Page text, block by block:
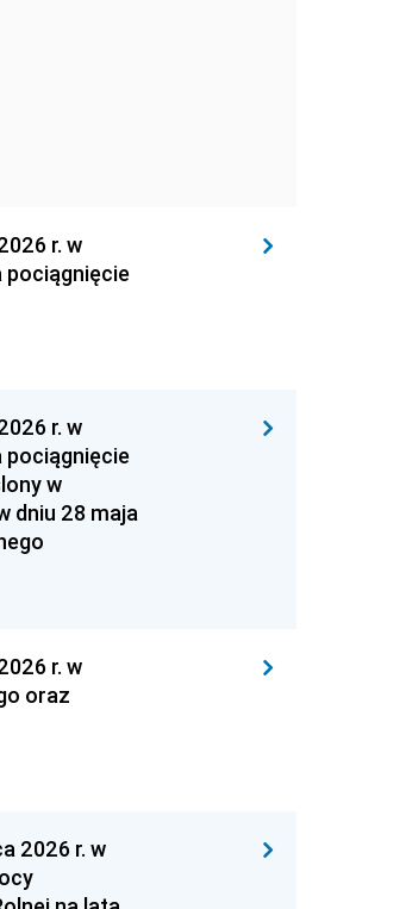
r. w
pociągnięcie
r. w
pociągnięcie
w
dniu 28 maja
r. w
oraz
2026 r. w